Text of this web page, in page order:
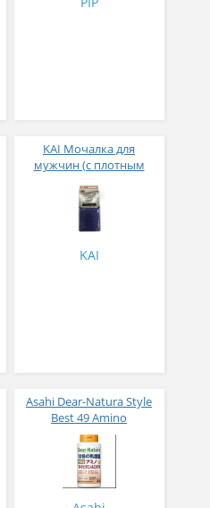
KAI Мочалка для
мужчин (с плотным
28*120см (темно-синяя)
KAI
Asahi Dear-Natura Style
Best 49 Amino
Multivitamin & Mineral
Мультивитамины и
минералы 200 таблеток
на 50 дней приема